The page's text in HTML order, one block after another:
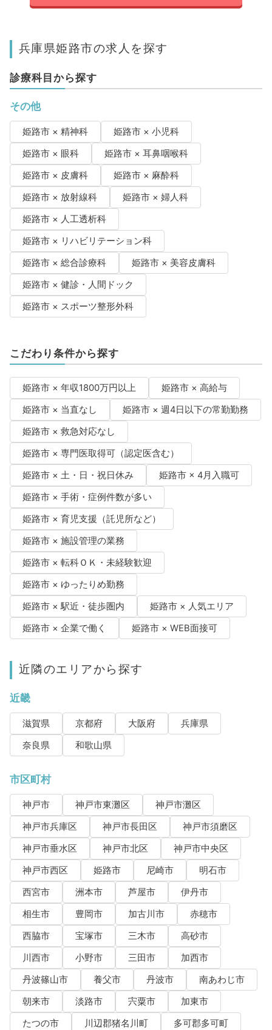
兵庫県姫路市の求人を探す
診療科目から探す
その他
姫路市 × 精神科
姫路市 × 小児科
姫路市 × 眼科
姫路市 × 耳鼻咽喉科
姫路市 × 皮膚科
姫路市 × 麻酔科
姫路市 × 放射線科
姫路市 × 婦人科
姫路市 × 人工透析科
姫路市 × リハビリテーション科
姫路市 × 総合診療科
姫路市 × 美容皮膚科
姫路市 × 健診・人間ドック
姫路市 × スポーツ整形外科
こだわり条件から探す
姫路市 × 年収1800万円以上
姫路市 × 高給与
姫路市 × 当直なし
姫路市 × 週4日以下の常勤勤務
姫路市 × 救急対応なし
姫路市 × 専門医取得可（認定医含む）
姫路市 × 土・日・祝日休み
姫路市 × 4月入職可
姫路市 × 手術・症例件数が多い
姫路市 × 育児支援（託児所など）
姫路市 × 施設管理の業務
姫路市 × 転科ＯＫ・未経験歓迎
姫路市 × ゆったりめ勤務
姫路市 × 駅近・徒歩圏内
姫路市 × 人気エリア
姫路市 × 企業で働く
姫路市 × WEB面接可
近隣のエリアから探す
近畿
滋賀県 京都府 大阪府
兵庫県
奈良県
和歌山県
市区町村
神戸市 神戸市東灘区
神戸市灘区
神戸市兵庫区
神戸市長田区
神戸市須磨区
神戸市垂水区
神戸市北区
神戸市中央区
神戸市西区
姫路市 尼崎市
明石市
西宮市
洲本市 芦屋市
伊丹市
相生市
豊岡市 加古川市
赤穂市
西脇市
宝塚市 三木市
高砂市
川西市
小野市 三田市
加西市
丹波篠山市
養父市 丹波市
南あわじ市
朝来市
淡路市 宍粟市
加東市
たつの市
川辺郡猪名川町
多可郡多可町